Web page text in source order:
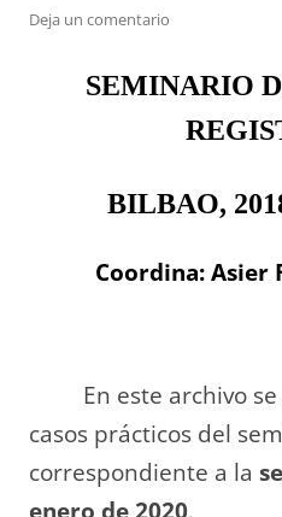
Deja un comentario
SEMINARIO
BILBAO,
Coordina: Asier
En este archivo se
casos prácticos del
correspondiente a la
enero de 2020.